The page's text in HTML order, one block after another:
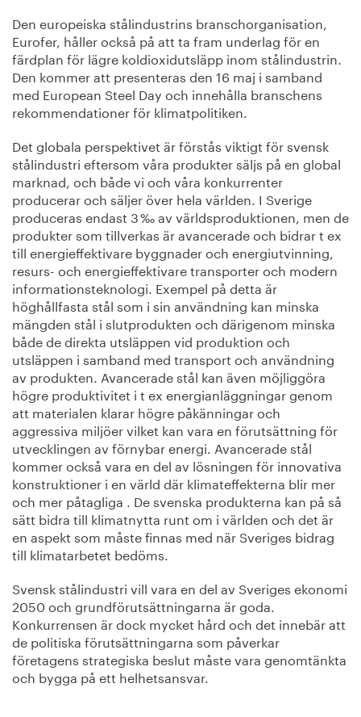
Den europeiska stålindustrins branschorganisation,
Eurofer, håller också på att ta fram underlag för en
färdplan för lägre koldioxidutsläpp inom stålindustrin.
Den kommer att presenteras den 16 maj i samband
med European Steel Day och innehålla branschens
rekommendationer för klimatpolitiken.
Det globala perspektivet är förstås viktigt för svensk
stålindustri eftersom våra produkter säljs på en global
marknad, och både vi och våra konkurrenter
producerar och säljer över hela världen. I Sverige
produceras endast 3 ‰ av världsproduktionen, men de
produkter som tillverkas är avancerade och bidrar t ex
till energieffektivare byggnader och energiutvinning,
resurs- och energieffektivare transporter och modern
informationsteknologi. Exempel på detta är
höghållfasta stål som i sin användning kan minska
mängden stål i slutprodukten och därigenom minska
både de direkta utsläppen vid produktion och
utsläppen i samband med transport och användning
av produkten. Avancerade stål kan även möjliggöra
högre produktivitet i t ex energianläggningar genom
att materialen klarar högre påkänningar och
aggressiva miljöer vilket kan vara en förutsättning för
utvecklingen av förnybar energi. Avancerade stål
kommer också vara en del av lösningen för innovativa
konstruktioner i en värld där klimateffekterna blir mer
och mer påtagliga . De svenska produkterna kan på så
sätt bidra till klimatnytta runt om i världen och det är
en aspekt som måste finnas med när Sveriges bidrag
till klimatarbetet bedöms.
Svensk stålindustri vill vara en del av Sveriges ekonomi
2050 och grundförutsättningarna är goda.
Konkurrensen är dock mycket hård och det innebär att
de politiska förutsättningarna som påverkar
företagens strategiska beslut måste vara genomtänkta
och bygga på ett helhetsansvar.